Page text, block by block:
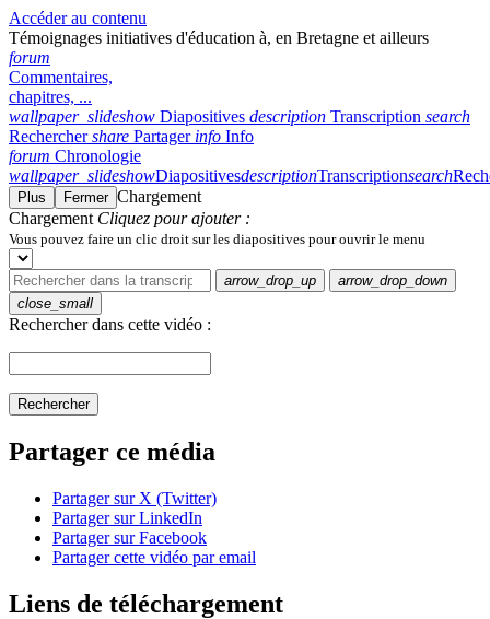
Accéder au contenu
Témoignages initiatives d'éducation à, en Bretagne et ailleurs
forum
Commentaires,
chapitres, ...
wallpaper_slideshow Diapositives description Transcription search
Rechercher share Partager info Info
forum Chronologie
wallpaper_slideshowDiapositivesdescriptionTranscriptionsearch
Plus Fermer Chargement
Chargement Cliquez pour ajouter :
Vous pouvez faire un clic droit sur les diapositives pour ouvrir le menu
arrow_drop_up
arrow_drop_down
close_small
Rechercher dans cette vidéo :
Rechercher
Partager ce média
Partager sur X (Twitter)
Partager sur LinkedIn
Partager sur Facebook
Partager cette vidéo par email
Liens de téléchargement